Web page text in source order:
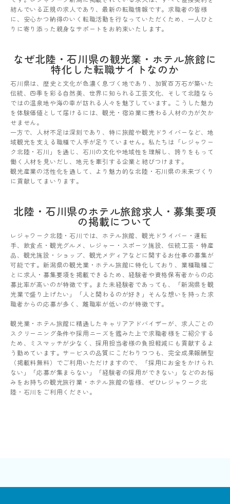
結んでいる正規の求人であり、最新の転職情報です。求職者の皆様
に、安心かつ納得のいく転職活動を行なっていただくため、一人ひと
りに寄り添った親身なサポートをお約束いたします。
なぜ北陸・石川県の観光業・ホテル旅館に
特化した転職サイトなのか
石川県は、歴史と文化が色濃く息づく地であり、加賀百万石が築いた
伝統、四季を彩る自然美、世界に知られる工芸文化、そして北陸なら
ではの温泉地や海の幸が訪れる人々を魅了しています。こうした魅力
を体験価値として届けるには、観光・宿泊業に携わる人材の力が欠か
せません。
一方で、人材不足は深刻であり、特に旅館や観光ドライバーなど、地
域観光を支える職種で人手が足りていません。私たちは「レジャワー
ク北陸・石川」を通じ、石川の文化や地域性を理解し、誇りをもって
働く人材を見いだし、地元を牽引する企業と結びつけます。
観光産業の活性化を通して、より魅力的な北陸・石川県の未来づくり
に貢献してまいります。
北陸・石川県のホテル旅館求人・募集要項
の掲載について
レジャワーク北陸・石川では、ホテル旅館、観光ドライバー・運転
手、飲食点・観光グルメ、レジャー・スポーツ施設、伝統工芸・特産
品、観光施設・ショップ、観光メディアなどに関するお仕事の募集が
可能です。新潟県の観光業・ホテル旅館に特化しており、業種職種ご
とに求人・募集要項を掲載できるため、経験者や資格保有者からの応
募比率が高いのが特徴です。また未経験者であっても、「新潟県を観
光業で盛り上げたい」「人と関わるのが好き」そんな想いを持った求
職者からの応募が多く、離職率が低いのが特徴です。
観光業・ホテル旅館に精通したキャリアアドバイザーが、求人ごとの
スクリーニング条件や採用ニーズを鑑みた上で求職者様をご紹介する
ため、ミスマッチが少なく、採用担当者様の負担軽減にも貢献するよ
う勤めています。サービスの品質にこだわりつつも、完全成果報酬型
（掲載料無料）でご利用いただけますので、「採用にお金をかけられ
ない」「応募が集まらない」「経験者の採用ができない」などのお悩
みをお持ちの観光旅行業・ホテル旅館の皆様、ぜひレジャワーク北
陸・石川をご利用ください。